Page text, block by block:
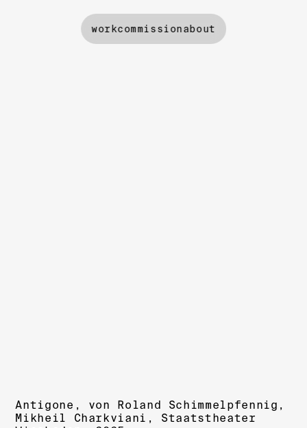
workcommissionabout
Antigone, von Roland Schimmelpfennig,
Mikheil Charkviani , Staatstheater